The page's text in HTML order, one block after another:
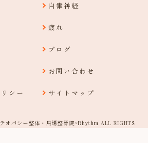
自律神経
疲れ
ブログ
お問い合わせ
シー サイトマップ
オパシー整体・馬場整骨院×Rhythm ALL RIGHTS